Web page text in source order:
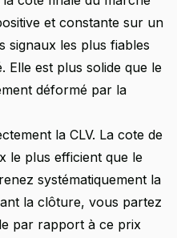
et constante sur un
signaux les plus fiables
est plus solide que le
déformé par la
la CLV. La cote de
le plus efficient que le
systématiquement la
la clôture, vous partez
par rapport à ce prix